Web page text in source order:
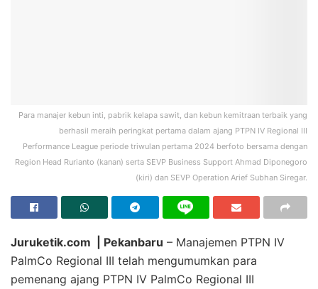
Para manajer kebun inti, pabrik kelapa sawit, dan kebun kemitraan terbaik yang
berhasil meraih peringkat pertama dalam ajang PTPN IV Regional III
Performance League periode triwulan pertama 2024 berfoto bersama dengan
Region Head Rurianto (kanan) serta SEVP Business Support Ahmad Diponegoro
(kiri) dan SEVP Operation Arief Subhan Siregar.
Juruketik.com | Pekanbaru – Manajemen PTPN IV
PalmCo Regional III telah mengumumkan para
pemenang ajang PTPN IV PalmCo Regional III